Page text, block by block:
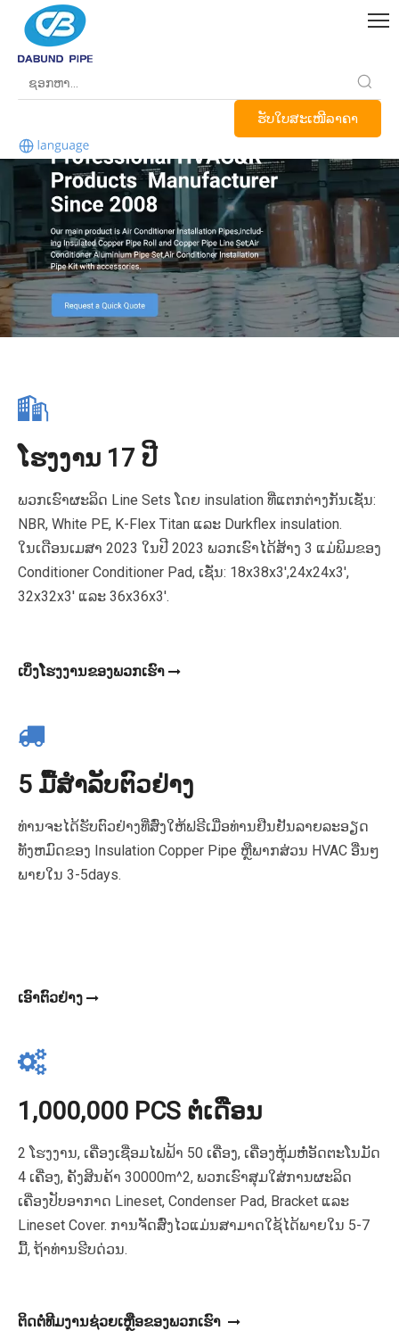
ຮັບໃບສະເໜີລາຄາ
ໂຮງງານ 17 ປີ
ພວກເຮົາຜະລິດ Line Sets ໂດຍ insulation ທີ່ແຕກຕ່າງກັນເຊັ່ນ:
NBR, White PE, K-Flex Titan ແລະ Durkflex insulation.
ໃນເດືອນເມສາ 2023 ໃນປີ 2023 ພວກເຮົາໄດ້ສ້າງ 3 ແມ່ພິມຂອງ
Conditioner Conditioner Pad, ເຊັ່ນ: 18x38x3',24x24x3',
32x32x3' ແລະ 36x36x3'.
ເບິ່ງໂຮງງານຂອງພວກເຮົາ
5 ມື້ສໍາລັບຕົວຢ່າງ
ທ່ານຈະໄດ້ຮັບຕົວຢ່າງທີ່ສົ່ງໃຫ້ຟຣີເມື່ອທ່ານຢືນຢັນລາຍລະອຽດ
ທັງຫມົດຂອງ Insulation Copper Pipe ຫຼືພາກສ່ວນ HVAC ອື່ນໆ
ພາຍໃນ 3-5days.
ເອົາຕົວຢ່າງ
1,000,000 PCS ຕໍ່ເດືອນ
2 ໂຮງງານ, ເຄື່ອງເຊື່ອມໄຟຟ້າ 50 ເຄື່ອງ, ເຄື່ອງຫຸ້ມຫໍ່ອັດຕະໂນມັດ
4 ເຄື່ອງ, ຄັງສິນຄ້າ 30000m^2, ພວກເຮົາສຸມໃສ່ການຜະລິດ
ເຄື່ອງປັບອາກາດ Lineset, Condenser Pad, Bracket ແລະ
Lineset Cover. ການຈັດສົ່ງໄວແມ່ນສາມາດໃຊ້ໄດ້ພາຍໃນ 5-7
ມື້, ຖ້າທ່ານຮີບດ່ວນ.
ຕິດຕໍ່ທີມງານຊ່ວຍເຫຼືອຂອງພວກເຮົາ